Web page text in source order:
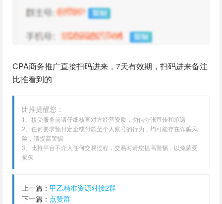
CPA商务推广直接扫码进来，7天有效期，扫码进来备注
比推看到的
比推提醒您：
1、接受服务前请仔细核查对方经营资质，勿信夸张宣传和承诺
2、任何要求预付定金或付款至个人账号的行为，均可能存在诈骗风
险，请提高警惕
3、比推平台不介入任何交易过程，交易时请您提高警惕，以免蒙受
损失
上一篇： 甲乙精准资源对接2群
下一篇： 点赞群